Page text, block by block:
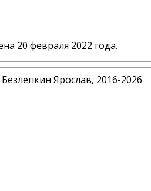
20 февраля 2022 года.
Ярослав, 2016-2026